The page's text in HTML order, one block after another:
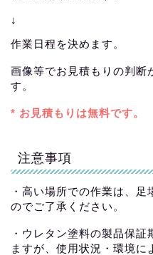
↓
作業日程を決めます。
画像等でお見積もりの判断
す。
* お見積もりは無料です。
注意事項
・高い場所での作業は、
のでご了承ください。
・ウレタン塗料の製品保
ますが、使用状況・環境に